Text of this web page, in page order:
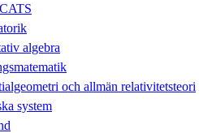
algebra
och allmän relativitetsteori
system